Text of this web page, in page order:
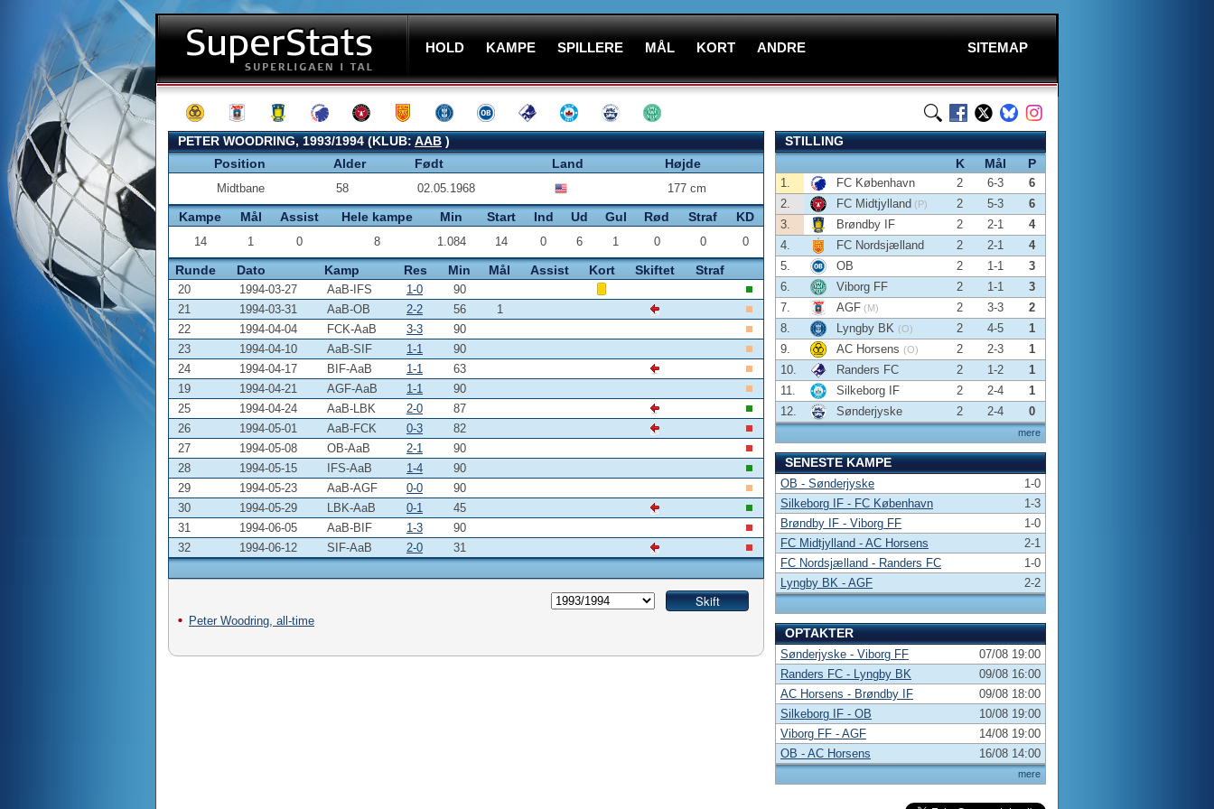
HOLD KAMPE SPILLERE MÅL KORT ANDRE SITEMAP
PETER WOODRING, 1993/1994 (KLUB:AAB)
Position
Alder Født Land Højde
Midtbane 58 02.05.1968 177 cm
Kampe Mål Assist Hele kampe Min Start Ind Ud Gul Rød Straf KD
14 1 0 8 1.084 14 0 6 1 0 0 0
Runde Dato Kamp Res Min Mål Assist Kort Skiftet Straf
20 1994-03-27 AaB-IFS 1-0
90
21
1994-03-31 AaB-OB 2-2 56
1
22
1994-04-04 FCK-AaB 3-3
90
23
1994-04-10 AaB-SIF 1-1
90
24
1994-04-17 BIF-AaB 1-1
63
19
1994-04-21 AGF-AaB 1-1
90
25
1994-04-24 AaB-LBK 2-0
87
26
1994-05-01 AaB-FCK 0-3
82
27
1994-05-08 OB-AaB 2-1
90
28
1994-05-15 IFS-AaB 1-4
90
29
1994-05-23 AaB-AGF 0-0
90
30
1994-05-29 LBK-AaB 0-1
45
31
1994-06-05 AaB-BIF 1-3
90
32
1994-06-12 SIF-AaB 2-0 31
Peter Woodring, all-time
STILLING
K
Mål P
mere
1. FC København 2 6-3
6
2.
FC Midtjylland (P) 2 5-3
6
3.
Brøndby IF 2 2-1
4
4.
FC Nordsjælland 2 2-1
4
5.
OB 2 1-1
3
6.
Viborg FF 2 1-1
3
7.
AGF (M) 2 3-3
2
8.
Lyngby BK (O) 2 4-5
1
9.
AC Horsens (O) 2 2-3
1
10.
Randers FC 2 1-2
1
11.
Silkeborg IF 2 2-4
1
12.
Sønderjyske 2 2-4 0
SENESTE KAMPE
OB - Sønderjyske
1-0
Silkeborg IF - FC København
1-3
Brøndby IF - Viborg FF
1-0
FC Midtjylland - AC Horsens
2-1
FC Nordsjælland - Randers FC
1-0
Lyngby BK - AGF
2-2
OPTAKTER
mere
Sønderjyske - Viborg FF
07/08 19:00
Randers FC - Lyngby BK
09/08 16:00
AC Horsens - Brøndby IF
09/08 18:00
Silkeborg IF - OB
10/08 19:00
Viborg FF - AGF
14/08 19:00
OB - AC Horsens
16/08 14:00